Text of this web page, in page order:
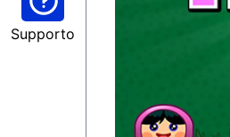
Supporto